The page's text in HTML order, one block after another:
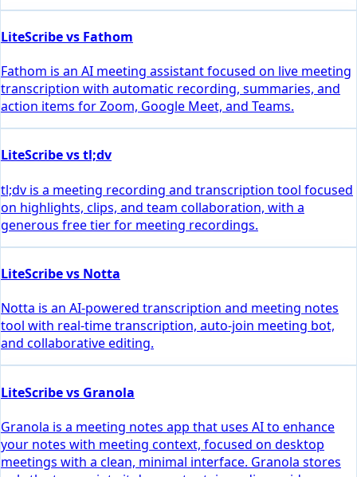
LiteScribe vs Fathom
Fathom is an AI meeting assistant focused on live meeting
transcription with automatic recording, summaries, and
action items for Zoom, Google Meet, and Teams.
LiteScribe vs tl;dv
tl;dv is a meeting recording and transcription tool focused
on highlights, clips, and team collaboration, with a
generous free tier for meeting recordings.
LiteScribe vs Notta
Notta is an AI-powered transcription and meeting notes
tool with real-time transcription, auto-join meeting bot,
and collaborative editing.
LiteScribe vs Granola
Granola is a meeting notes app that uses AI to enhance
your notes with meeting context, focused on desktop
meetings with a clean, minimal interface. Granola stores